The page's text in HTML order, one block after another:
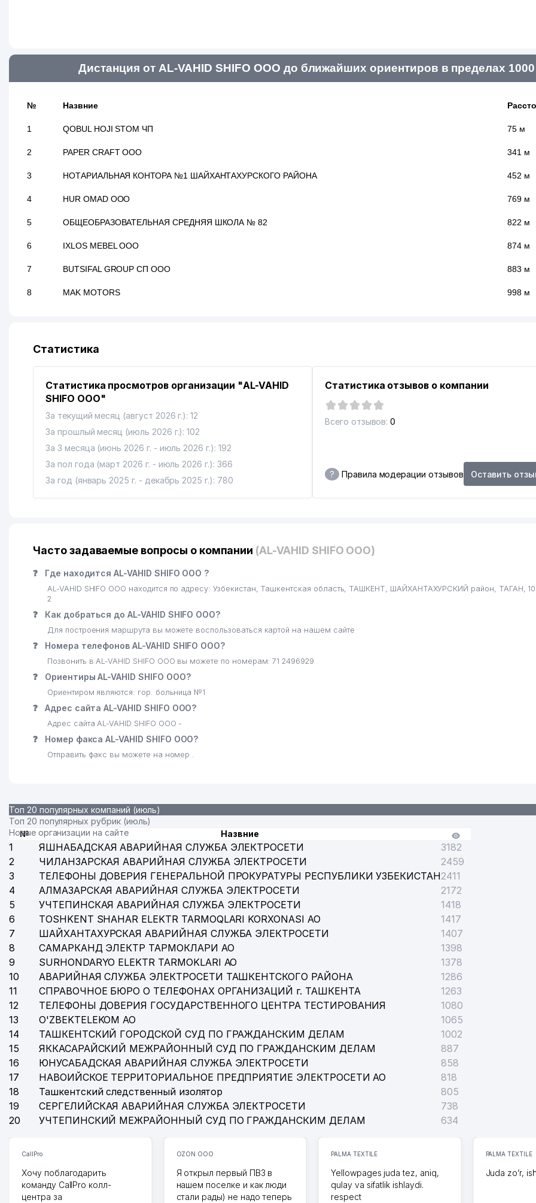
Дистанция от AL-VAHID SHIFO ООО до ближайших ориентиров в пределах
№ Назвние
1 QOBUL HOJI STOM ЧП 75 м
2 PAPER CRAFT ООО 341 м
3 НОТАРИАЛЬНАЯ КОНТОРА №1 ШАЙХАНТАХУРСКОГО РАЙОНА 452 м
4 HUR OMAD ООО 769 м
5 ОБЩЕОБРАЗОВАТЕЛЬНАЯ СРЕДНЯЯ ШКОЛА № 82 822 м
6 IXLOS MEBEL ООО 874 м
7 BUTSIFAL GROUP СП ООО 883 м
8 MAK MOTORS 998 м
Статистика
Статистика просмотров организации "AL-VAHID
SHIFO ООО"
За текущий месяц (август 2026 г.): 12
За прошлый месяц (июль 2026 г.): 102
За 3 месяца (июнь 2026 г. - июль 2026 г.): 192
За пол года (март 2026 г. - июль 2026 г.): 366
За год (январь 2025 г. - декабрь 2025 г.): 780
Статистика отзывов о компании
Всего отзывов: 0
? Правила модерации отзывов Оставить
Часто задаваемые вопросы о компании (AL-VAHID SHIFO ООО)
❓ Где находится AL-VAHID SHIFO ООО ?
AL-VAHID SHIFO ООО находится по адресу: Узбекистан, Ташкентская область, ТАШКЕНТ, ШАЙХАНТАХУРСКИЙ район, ТАГАН,
2
❓ Как добраться до AL-VAHID SHIFO ООО?
Для построения маршрута вы можете воспользоваться картой на нашем сайте
❓ Номера телефонов AL-VAHID SHIFO ООО?
Позвонить в AL-VAHID SHIFO ООО вы можете по номерам: 71 2496929
❓ Ориентиры AL-VAHID SHIFO ООО?
Ориентиром являются: гор. больница №1
❓ Адрес сайта AL-VAHID SHIFO ООО?
Адрес сайта AL-VAHID SHIFO ООО -
❓ Номер факса AL-VAHID SHIFO ООО?
Отправить факс вы можете на номер .
Топ 20 популярных компаний (июль)
Топ 20 популярных рубрик (июль)
Новые организации на сайте
№ Назвние
1 ЯШНАБАДСКАЯ АВАРИЙНАЯ СЛУЖБА ЭЛЕКТРОСЕТИ
3182
2
ЧИЛАНЗАРСКАЯ АВАРИЙНАЯ СЛУЖБА ЭЛЕКТРОСЕТИ
2459
3
ТЕЛЕФОНЫ ДОВЕРИЯ ГЕНЕРАЛЬНОЙ ПРОКУРАТУРЫ РЕСПУБЛИКИ УЗБЕКИСТАН2411
4
АЛМАЗАРСКАЯ АВАРИЙНАЯ СЛУЖБА ЭЛЕКТРОСЕТИ
2172
5
УЧТЕПИНСКАЯ АВАРИЙНАЯ СЛУЖБА ЭЛЕКТРОСЕТИ
1418
6
TOSHKENT SHAHAR ELEKTR TARMOQLARI KORXONASI АО
1417
7
ШАЙХАНТАХУРСКАЯ АВАРИЙНАЯ СЛУЖБА ЭЛЕКТРОСЕТИ
1407
8
САМАРКАНД ЭЛЕКТР ТАРМОКЛАРИ АО
1398
9
SURHONDARYO ELEKTR TARMOKLARI АО
1378
10
АВАРИЙНАЯ СЛУЖБА ЭЛЕКТРОСЕТИ ТАШКЕНТСКОГО РАЙОНА
1286
11
СПРАВОЧНОЕ БЮРО О ТЕЛЕФОНАХ ОРГАНИЗАЦИЙ г. ТАШКЕНТА
1263
12
ТЕЛЕФОНЫ ДОВЕРИЯ ГОСУДАРСТВЕННОГО ЦЕНТРА ТЕСТИРОВАНИЯ
1080
13
O'ZBEKTELEKOM АО
1065
14
ТАШКЕНТСКИЙ ГОРОДСКОЙ СУД ПО ГРАЖДАНСКИМ ДЕЛАМ
1002
15
ЯККАСАРАЙСКИЙ МЕЖРАЙОННЫЙ СУД ПО ГРАЖДАНСКИМ ДЕЛАМ
887
16
ЮНУСАБАДСКАЯ АВАРИЙНАЯ СЛУЖБА ЭЛЕКТРОСЕТИ
858
17
НАВОИЙСКОЕ ТЕРРИТОРИАЛЬНОЕ ПРЕДПРИЯТИЕ ЭЛЕКТРОСЕТИ АО
818
18
Ташкентский следственный изолятор
805
19
СЕРГЕЛИЙСКАЯ АВАРИЙНАЯ СЛУЖБА ЭЛЕКТРОСЕТИ
738
20
УЧТЕПИНСКИЙ МЕЖРАЙОННЫЙ СУД ПО ГРАЖДАНСКИМ ДЕЛАМ 634
CallPro
Хочу поблагодарить
команду CallPro колл-
центра за
OZON ООО
Я открыл первый ПВЗ в
нашем поселке и как люди
стали рады) не надо теперь
PALMA TEXTILE
Yellowpages juda tez, aniq,
qulay va sifatlik ishlaydi.
respect
PALMA TEXTILE
Juda zo’r,